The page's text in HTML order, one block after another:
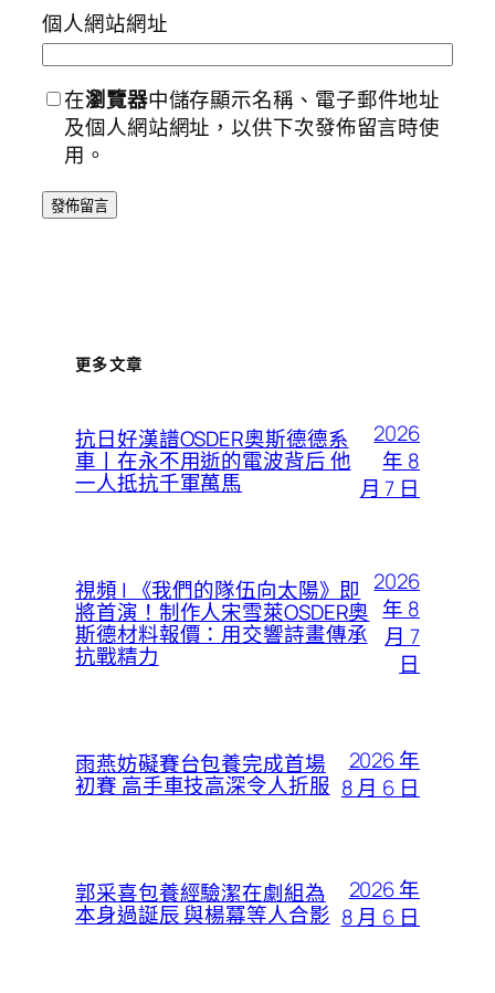
個人網站網址
在瀏覽器中儲存顯示名稱、電子郵件地址
及個人網站網址，以供下次發佈留言時使
用。
更多文章
抗日好漢譜OSDER奧斯德德系
車丨在永不用逝的電波背后 他
一人抵抗千軍萬馬
2026
年 8
月 7 日
視頻 | 《我們的隊伍向太陽》即
將首演！制作人宋雪萊OSDER奧
斯德材料報價：用交響詩畫傳承
抗戰精力
2026
年 8
月 7
日
雨燕妨礙賽台包養完成首場
初賽 高手車技高深令人折服
2026 年
8 月 6 日
郭采喜包養經驗潔在劇組為
本身過誕辰 與楊冪等人合影
2026 年
8 月 6 日